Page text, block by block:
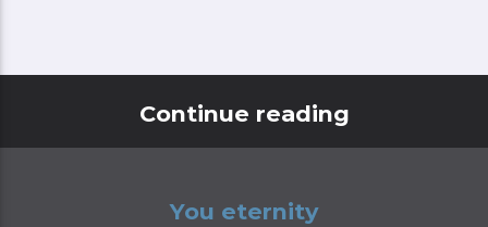
Continue reading
You eternity